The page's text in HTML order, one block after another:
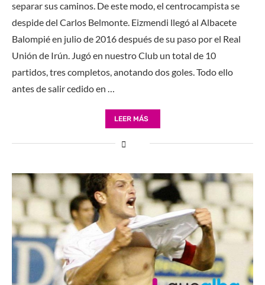
separar sus caminos. De este modo, el centrocampista se
despide del Carlos Belmonte. Eizmendi llegó al Albacete
Balompié en julio de 2016 después de su paso por el Real
Unión de Irún. Jugó en nuestro Club un total de 10
partidos, tres completos, anotando dos goles. Todo ello
antes de salir cedido en …
LEER MÁS